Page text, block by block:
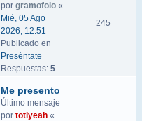
por gramofolo «
Mié, 05 Ago
2026, 12:51
Publicado en
Preséntate
Respuestas: 5
245
Me presento
Último mensaje
por totiyeah «